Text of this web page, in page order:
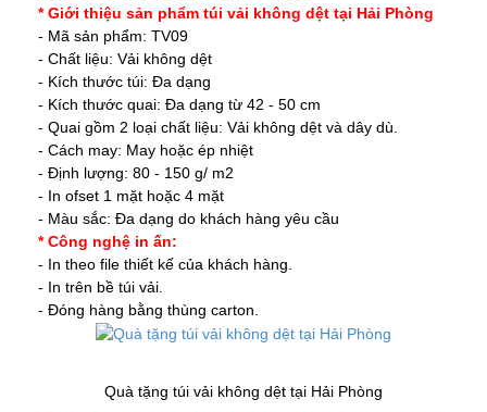
* Giới thiệu sản phẩm túi vải không dệt tại Hải Phòng
- Mã sản phẩm: TV09
- Chất liệu: Vải không dệt
- Kích thước túi: Đa dạng
- Kích thước quai: Đa dạng từ 42 - 50 cm
- Quai gồm 2 loại chất liệu: Vải không dệt và dây dù.
- Cách may: May hoặc ép nhiệt
- Định lượng: 80 - 150 g/ m2
- In ofset 1 mặt hoặc 4 mặt
- Màu sắc: Đa dạng do khách hàng yêu cầu
* Công nghệ in ấn:
- In theo file thiết kế của khách hàng.
- In trên bề túi vải.
- Đóng hàng bằng thùng carton.
Quà tặng túi vải không dệt tại Hải Phòng